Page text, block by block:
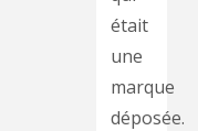
était
une
marque
déposée.